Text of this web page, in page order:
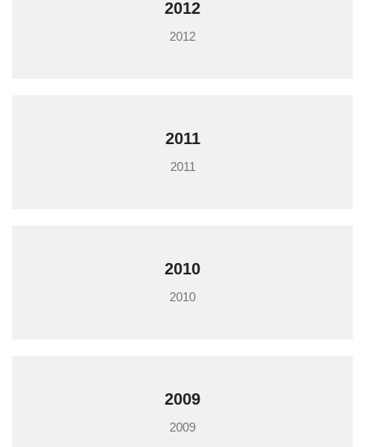
2012
2012
2011
2011
2010
2010
2009
2009